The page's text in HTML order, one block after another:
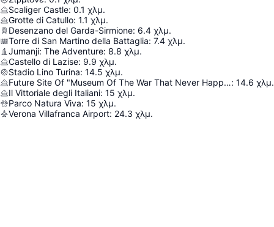
Scaliger Castle: 0.1 χλμ.
Grotte di Catullo: 1.1 χλμ.
Desenzano del Garda-Sirmione: 6.4 χλμ.
Torre di San Martino della Battaglia: 7.4 χλμ.
Jumanji: The Adventure: 8.8 χλμ.
Castello di Lazise: 9.9 χλμ.
Stadio Lino Turina: 14.5 χλμ.
Future Site Of "Museum Of The War That Never Happened": 14.6 χλμ.
Il Vittoriale degli Italiani: 15 χλμ.
Parco Natura Viva: 15 χλμ.
Verona Villafranca Airport: 24.3 χλμ.